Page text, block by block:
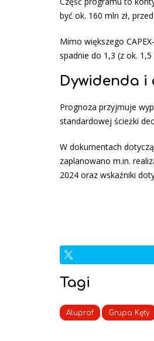
być ok. 160 mln zł,
Mimo większego
spadnie do 1,3 (z ok.
Dywidenda i
Prognoza przyjmuje
standardowej ścieżki
W dokumentach
zaplanowano m.in.
2024 oraz wskaźniki
Tagi
Aluprof Grupa Kęty